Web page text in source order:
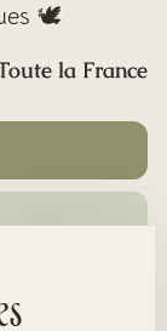
🕊️
la France